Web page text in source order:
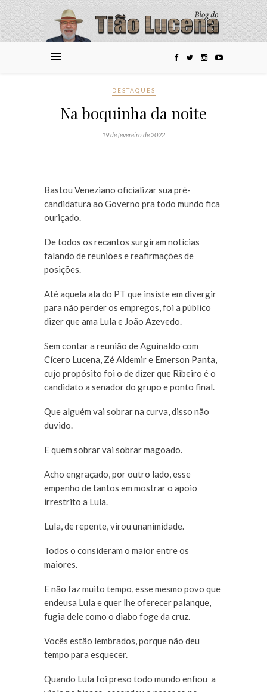
DESTAQUES
Na boquinha da noite
19 de fevereiro de 2022
Bastou Veneziano oficializar sua pré-
candidatura ao Governo pra todo mundo fica
ouriçado.
De todos os recantos surgiram notícias
falando de reuniões e reafirmações de
posições.
Até aquela ala do PT que insiste em divergir
para não perder os empregos, foi a público
dizer que ama Lula e João Azevedo.
Sem contar a reunião de Aguinaldo com
Cícero Lucena, Zé Aldemir e Emerson Panta,
cujo propósito foi o de dizer que Ribeiro é o
candidato a senador do grupo e ponto final.
Que alguém vai sobrar na curva, disso não
duvido.
E quem sobrar vai sobrar magoado.
Acho engraçado, por outro lado, esse
empenho de tantos em mostrar o apoio
irrestrito a Lula.
Lula, de repente, virou unanimidade.
Todos o consideram o maior entre os
maiores.
E não faz muito tempo, esse mesmo povo que
endeusa Lula e quer lhe oferecer palanque,
fugia dele como o diabo foge da cruz.
Vocês estão lembrados, porque não deu
tempo para esquecer.
Quando Lula foi preso todo mundo enfiou a